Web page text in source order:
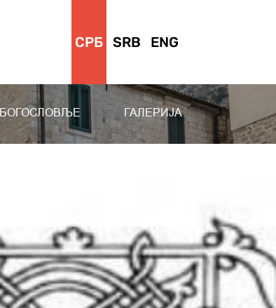
СРБ SRB ENG
БОГОСЛОВЉЕ ГАЛЕРИЈА